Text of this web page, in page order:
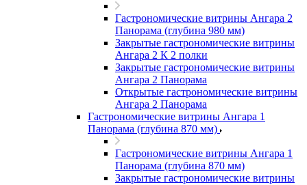
Гастрономические витрины Ангара 2
Панорама (глубина 980 мм)
Закрытые гастрономические витрины
Ангара 2 К 2 полки
Закрытые гастрономические витрины
Ангара 2 Панорама
Открытые гастрономические витрины
Ангара 2 Панорама
Гастрономические витрины Ангара 1
Панорама (глубина 870 мм)
Гастрономические витрины Ангара 1
Панорама (глубина 870 мм)
Закрытые гастрономические витрины